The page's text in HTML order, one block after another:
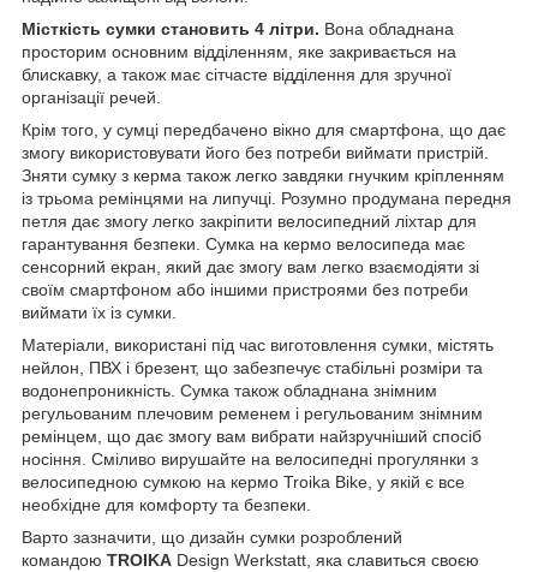
Місткість сумки становить 4 літри. Вона обладнана
просторим основним відділенням, яке закривається на
блискавку, а також має сітчасте відділення для зручної
організації речей.
Крім того, у сумці передбачено вікно для смартфона, що дає
змогу використовувати його без потреби виймати пристрій.
Зняти сумку з керма також легко завдяки гнучким кріпленням
із трьома ремінцями на липучці. Розумно продумана передня
петля дає змогу легко закріпити велосипедний ліхтар для
гарантування безпеки. Сумка на кермо велосипеда має
сенсорний екран, який дає змогу вам легко взаємодіяти зі
своїм смартфоном або іншими пристроями без потреби
виймати їх із сумки.
Матеріали, використані під час виготовлення сумки, містять
нейлон, ПВХ і брезент, що забезпечує стабільні розміри та
водонепроникність. Сумка також обладнана знімним
регульованим плечовим ременем і регульованим знімним
ремінцем, що дає змогу вам вибрати найзручніший спосіб
носіння. Сміливо вирушайте на велосипедні прогулянки з
велосипедною сумкою на кермо Troika Bike, у якій є все
необхідне для комфорту та безпеки.
Варто зазначити, що дизайн сумки розроблений
командою TROIKA Design Werkstatt, яка славиться своєю